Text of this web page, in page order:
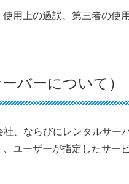
用上の過誤、第三者の使
バーについて）
、ならびにレンタルサー
ユーザーが指定したサー